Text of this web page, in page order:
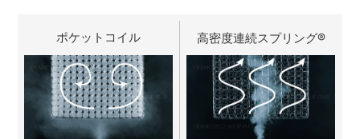
ポケットコイル 高密度連続スプリング®